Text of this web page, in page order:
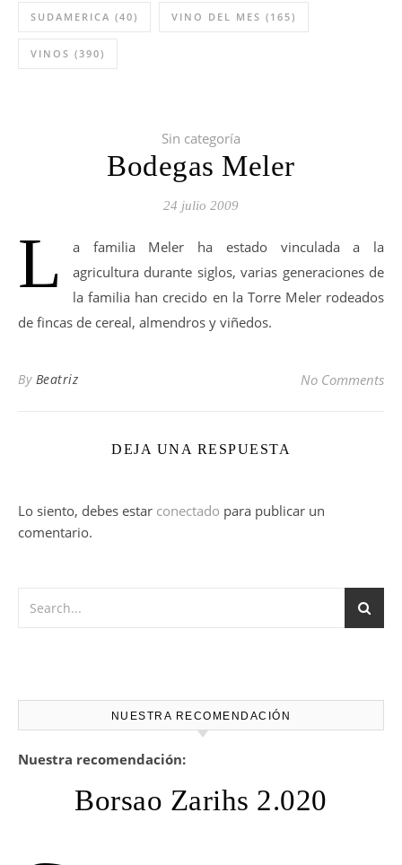
SUDAMERICA (40) VINO DEL MES (165)
VINOS (390)
Sin categoría
Bodegas Meler
24 julio 2009
L
a familia Meler ha estado vinculada a la
agricultura durante siglos, varias generaciones de
la familia han crecido en la Torre Meler rodeados
de fincas de cereal, almendros y viñedos.
By Beatriz No Comments
DEJA UNA RESPUESTA
Lo siento, debes estar conectado para publicar un
comentario.
NUESTRA RECOMENDACIÓN
Nuestra recomendación:
Borsao Zarihs 2.020